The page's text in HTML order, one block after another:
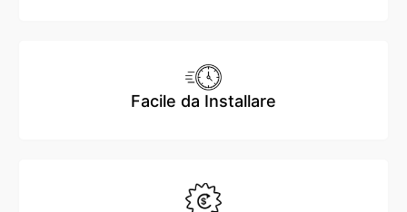
Facile da Installare